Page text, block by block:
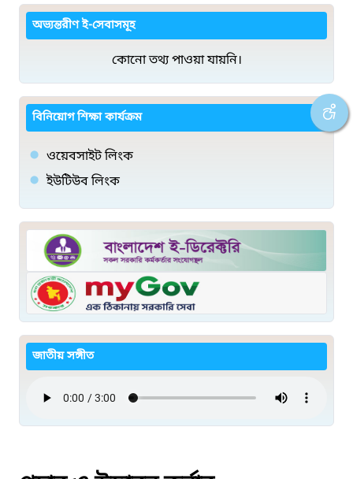
অভ্যন্তরীণ ই-সেবাসমূহ
কোনো তথ্য পাওয়া যায়নি।
বিনিয়োগ শিক্ষা কার্যক্রম
ওয়েবসাইট লিংক
ইউটিউব লিংক
জাতীয় সঙ্গীত